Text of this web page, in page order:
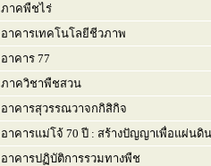
ภาคพืชไร่
อาคารเทคโนโลยีชีวภาพ
อาคาร 77
ภาควิชาพืชสวน
อาคารสุวรรณวาจกกิสิกิจ
อาคารแม่โจ้ 70 ปี : สร้างปัญญาเพื่อแผ่นดิน
อาคารปฏิบัติการรวมทางพืช